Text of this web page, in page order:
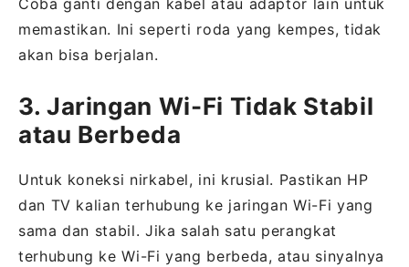
Coba ganti dengan kabel atau adaptor lain untuk
memastikan. Ini seperti roda yang kempes, tidak
akan bisa berjalan.
3. Jaringan Wi-Fi Tidak Stabil
atau Berbeda
Untuk koneksi nirkabel, ini krusial. Pastikan HP
dan TV kalian terhubung ke jaringan Wi-Fi yang
sama dan stabil. Jika salah satu perangkat
terhubung ke Wi-Fi yang berbeda, atau sinyalnya